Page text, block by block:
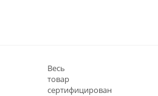
Весь
товар
сертифицирован